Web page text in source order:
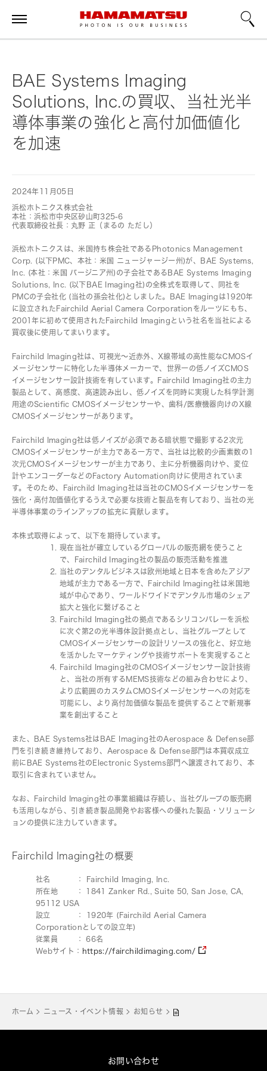
BAE Systems Imaging
Solutions, Inc.の買収、当社光半
導体事業の強化と高付加価値化
を加速
2024年11月05日
浜松ホトニクス株式会社
本社：浜松市中央区砂山町325-6
代表取締役社長：丸野 正（まるの ただし）
浜松ホトニクスは、米国持ち株会社であるPhotonics Management
Corp. (以下PMC、本社：米国 ニュージャージー州)が、BAE Systems,
Inc. (本社：米国 バージニア州)の子会社であるBAE Systems Imaging
Solutions, Inc. (以下BAE Imaging社)の全株式を取得して、同社を
PMCの子会社化 (当社の孫会社化)としました。BAE Imagingは1920年
に設立されたFairchild Aerial Camera Corporationをルーツにもち、
2001年に初めて使用されたFairchild Imagingという社名を当社による
買収後に使用してまいります。
Fairchild Imaging社は、可視光～近赤外、X線帯域の高性能なCMOSイ
メージセンサーに特化した半導体メーカーで、世界一の低ノイズCMOS
イメージセンサー設計技術を有しています。Fairchild Imaging社の主力
製品として、高感度、高速読み出し、低ノイズを同時に実現した科学計測
用途のScientific CMOSイメージセンサーや、歯科/医療機器向けのX線
CMOSイメージセンサーがあります。
Fairchild Imaging社は低ノイズが必須である暗状態で撮影する2次元
CMOSイメージセンサーが主力である一方で、当社は比較的少画素数の1
次元CMOSイメージセンサーが主力であり、主に分析機器向けや、変位
計やエンコーダーなどのFactory Automation向けに使用されていま
す。そのため、Fairchild Imaging社は当社のCMOSイメージセンサーを
強化・高付加価値化するうえで必要な技術と製品を有しており、当社の光
半導体事業のラインアップの拡充に貢献します。
本株式取得によって、以下を期待しています。
現在当社が確立しているグローバルの販売網を使うこと
で、Fairchild Imaging社の製品の販売活動を推進
当社のデンタルビジネスは欧州地域と日本を含めたアジア
地域が主力である一方で、Fairchild Imaging社は米国地
域が中心であり、ワールドワイドでデンタル市場のシェア
拡大と強化に繋げること
Fairchild Imaging社の拠点であるシリコンバレーを浜松
に次ぐ第2の光半導体設計拠点とし、当社グループとして
CMOSイメージセンサーの設計リソースの強化と、好立地
を活かしたマーケティングや技術サポートを実現すること
Fairchild Imaging社のCMOSイメージセンサー設計技術
と、当社の所有するMEMS技術などの組み合わせにより、
より広範囲のカスタムCMOSイメージセンサーへの対応を
可能にし、より高付加価値な製品を提供することで新規事
業を創出すること
また、BAE Systems社はBAE Imaging社のAerospace & Defense部
門を引き続き維持しており、Aerospace & Defense部門は本買収成立
前にBAE Systems社のElectronic Systems部門へ譲渡されており、本
取引に含まれていません。
なお、Fairchild Imaging社の事業組織は存続し、当社グループの販売網
も活用しながら、引き続き製品開発やお客様への優れた製品・ソリューシ
ョンの提供に注力していきます。
Fairchild Imaging社の概要
社名 ： Fairchild Imaging, Inc.
所在地 ： 1841 Zanker Rd., Suite 50, San Jose, CA,
95112 USA
設立 ： 1920年 (Fairchild Aerial Camera
Corporationとしての設立年)
従業員 ： 66名
Webサイト： https://fairchildimaging.com/
ホーム ニュース・イベント情報 お知らせ
お問い合わせ